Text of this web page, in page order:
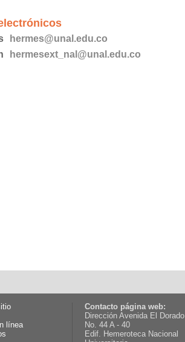
hermes@unal.edu.co
hermesext_nal@unal.edu.co
línea
Contacto página web:
Dirección Avenida El Dorado
No. 44 A - 40
Edif. Hemeroteca Nacional